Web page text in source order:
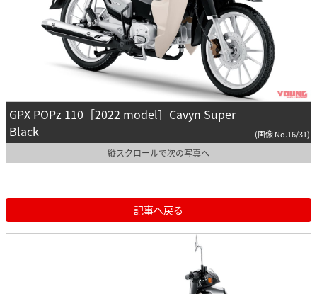
GPX POPz 110［2022 model］Cavyn Super
Black
(画像 No.16/31)
縦スクロールで次の写真へ
記事へ戻る